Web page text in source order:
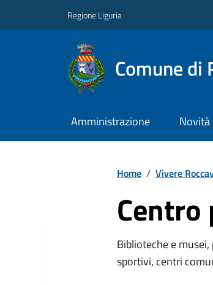
Regione Liguria
Comune di
Amministrazione Novità
Home / Vivere
Biblioteche e
sportivi, centri